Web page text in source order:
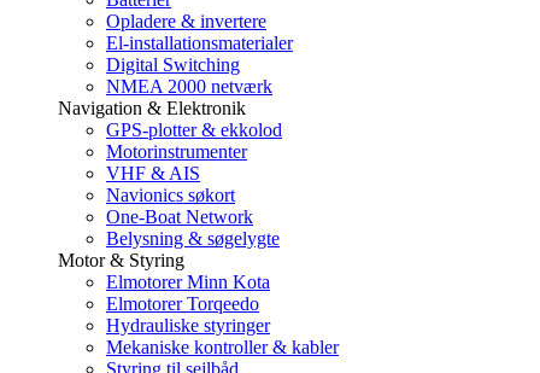
Opladere & invertere
El-installationsmaterialer
Digital Switching
NMEA 2000 netværk
Navigation & Elektronik
GPS-plotter & ekkolod
Motorinstrumenter
VHF & AIS
Navionics søkort
One-Boat Network
Belysning & søgelygte
Motor & Styring
Elmotorer Minn Kota
Elmotorer Torqeedo
Hydrauliske styringer
Mekaniske kontroller & kabler
Styring til sejlbåd